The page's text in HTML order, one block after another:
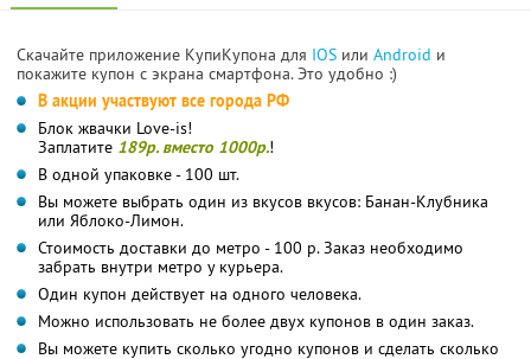
Скачайте приложение КупиКупона для IOS или Android и
покажите купон с экрана смартфона. Это удобно :)
В акции участвуют все города РФ
Блок жвачки Love-is!
Заплатите 189р. вместо 1000р.!
В одной упаковке - 100 шт.
Вы можете выбрать один из вкусов вкусов: Банан-Клубника
или Яблоко-Лимон.
Стоимость доставки до метро - 100 р. Заказ необходимо
забрать внутри метро у курьера.
Один купон действует на одного человека.
Можно использовать не более двух купонов в один заказ.
Вы можете купить сколько угодно купонов и сделать сколько